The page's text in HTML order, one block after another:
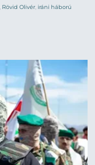
Rövid Olivér iráni háború